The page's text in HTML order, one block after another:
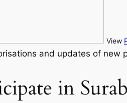
View
and updates of new
in